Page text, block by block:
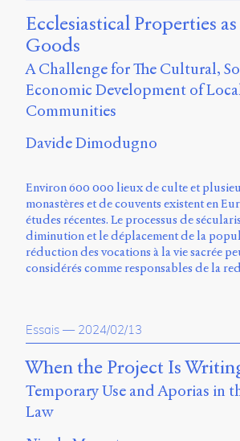
Ecclesiastical Properties
Goods
A Challenge for The Cultural,
Economic Development of
Communities
Davide Dimodugno
Environ 600 000 lieux de culte et
monastères et de couvents existent en
études récentes. Le processus de
diminution et le déplacement de la
réduction des vocations à la vie sacrée
considérés comme responsables de la
Essais — 2024/02/13
When the Project Is
Temporary Use and Aporias in
Law